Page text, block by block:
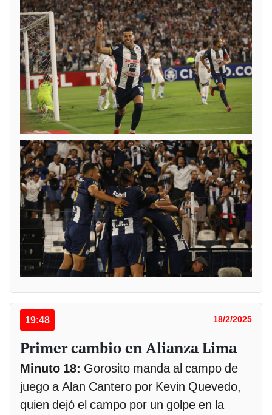
19:48 18/2/2025
Primer cambio en Alianza Lima
Minuto 18: Gorosito manda al campo de
juego a Alan Cantero por Kevin Quevedo,
quien dejó el campo por un golpe en la